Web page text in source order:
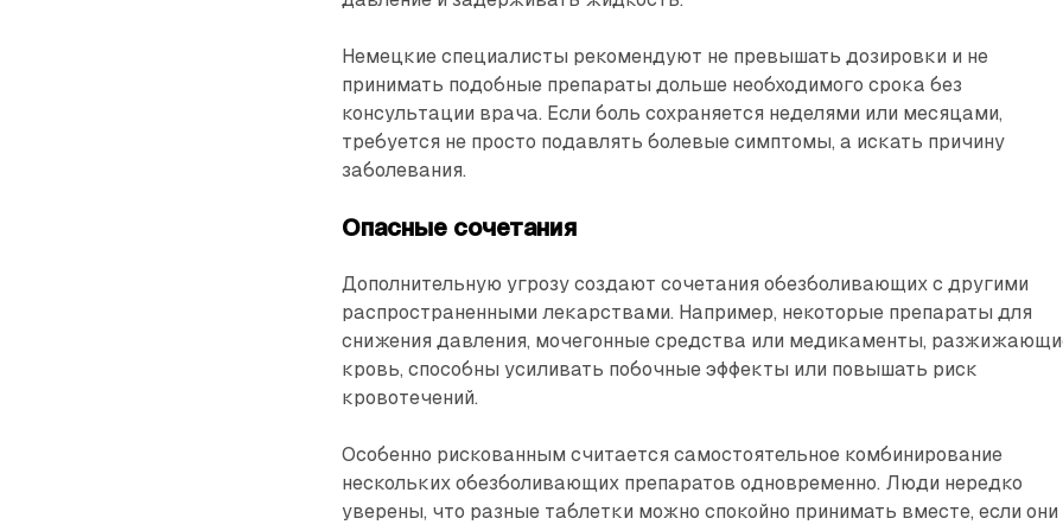
Немецкие специалисты рекомендуют не превышать дозировки и не
принимать подобные препараты дольше необходимого срока без
консультации врача. Если боль сохраняется неделями или месяцами,
требуется не просто подавлять болевые симптомы, а искать причину
заболевания.
Опасные сочетания
Дополнительную угрозу создают сочетания обезболивающих с другими
распространенными лекарствами. Например, некоторые препараты для
снижения давления, мочегонные средства или медикаменты,
кровь, способны усиливать побочные эффекты или повышать риск
кровотечений.
Особенно рискованным считается самостоятельное комбинирование
нескольких обезболивающих препаратов одновременно. Люди нередко
уверены, что разные таблетки можно спокойно принимать вместе, если они